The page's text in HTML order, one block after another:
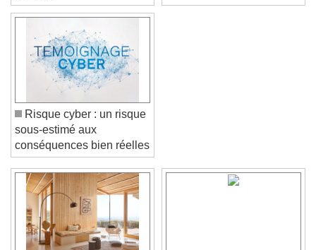
Video Player is loading.
Play Video
Play
Skip Backward
Risque cyber : un risque
sous-estimé aux
conséquences bien réelles